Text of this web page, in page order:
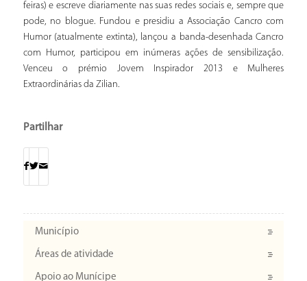
feiras) e escreve diariamente nas suas redes sociais e, sempre que
pode, no blogue. Fundou e presidiu a Associação Cancro com
Humor (atualmente extinta), lançou a banda-desenhada Cancro
com Humor, participou em inúmeras ações de sensibilização.
Venceu o prémio Jovem Inspirador 2013 e Mulheres
Extraordinárias da Zilian.
Partilhar
Município
Áreas de atividade
Apoio ao Munícipe